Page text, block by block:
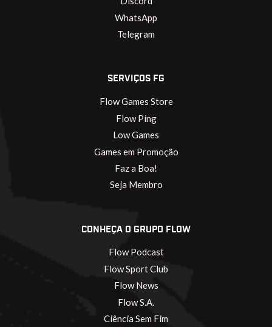
WhatsApp
Telegram
SERVIÇOS FG
Flow Games Store
Flow Ping
Low Games
Games em Promoção
Faz a Boa!
Seja Membro
CONHEÇA O GRUPO FLOW
Flow Podcast
Flow Sport Club
Flow News
Flow S.A.
Ciência Sem Fim